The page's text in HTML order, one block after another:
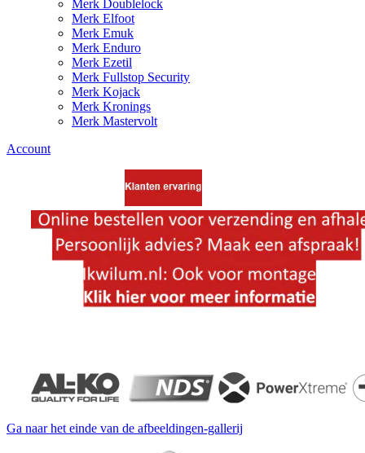
Merk Doublelock
Merk Elfoot
Merk Emuk
Merk Enduro
Merk Ezetil
Merk Fullstop Security
Merk Kojack
Merk Kronings
Merk Mastervolt
Account
Ga naar het einde van de afbeeldingen-gallerij